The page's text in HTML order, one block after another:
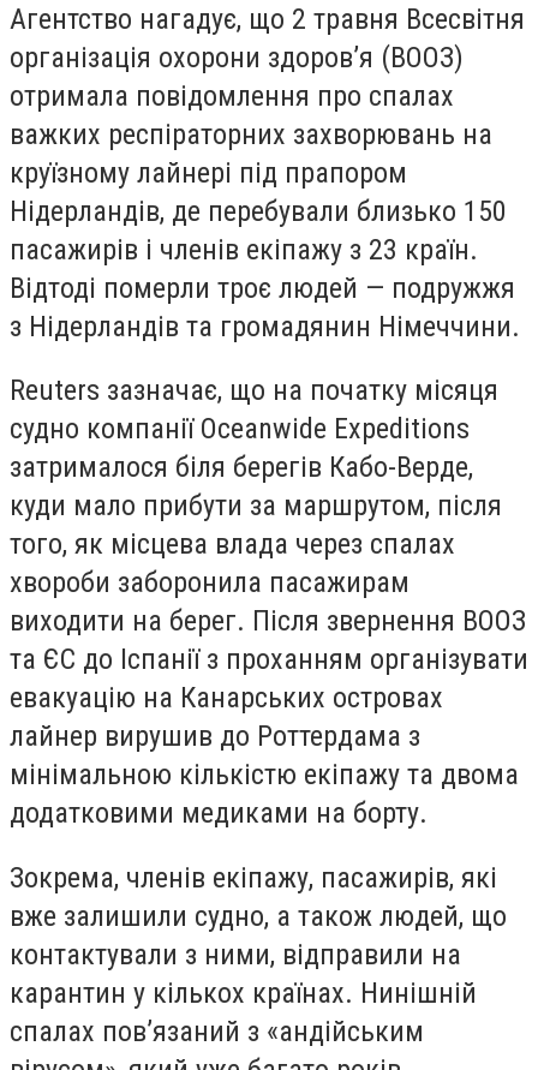
Агентство нагадує, що 2 травня Всесвітня
організація охорони здоров’я (ВООЗ)
отримала повідомлення про спалах
важких респіраторних захворювань на
круїзному лайнері під прапором
Нідерландів, де перебували близько 150
пасажирів і членів екіпажу з 23 країн.
Відтоді померли троє людей — подружжя
з Нідерландів та громадянин Німеччини.
Reuters зазначає, що на початку місяця
судно компанії Oceanwide Expeditions
затрималося біля берегів Кабо-Верде,
куди мало прибути за маршрутом, після
того, як місцева влада через спалах
хвороби заборонила пасажирам
виходити на берег. Після звернення ВООЗ
та ЄС до Іспанії з проханням організувати
евакуацію на Канарських островах
лайнер вирушив до Роттердама з
мінімальною кількістю екіпажу та двома
додатковими медиками на борту.
Зокрема, членів екіпажу, пасажирів, які
вже залишили судно, а також людей, що
контактували з ними, відправили на
карантин у кількох країнах. Нинішній
спалах пов’язаний з «андійським